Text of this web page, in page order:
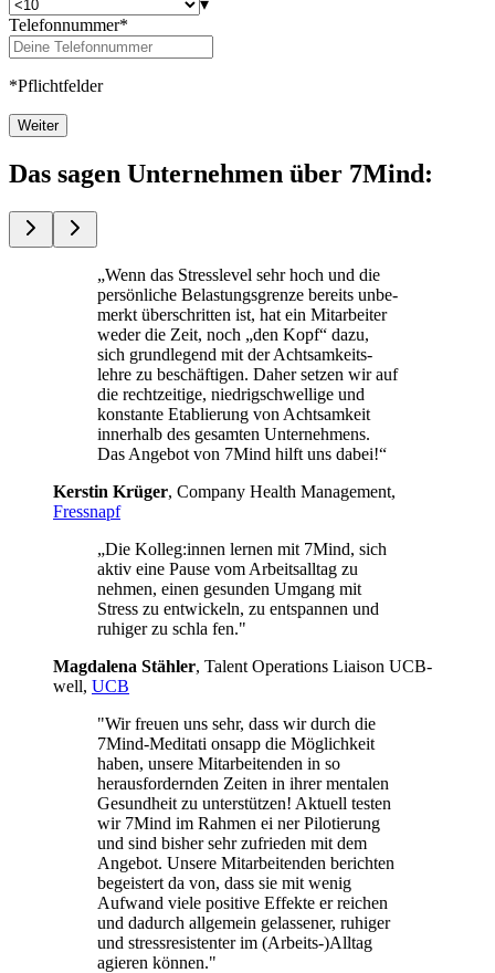
▾
Telefonnummer*
*Pflichtfelder
Weiter
Das sagen Unternehmen über 7Mind:
„Wenn das Stress­le­vel sehr hoch und die
per­sön­li­che Belas­tungs­grenze bereits unbe­
merkt über­schrit­ten ist, hat ein Mit­ar­bei­ter
weder die Zeit, noch „den Kopf“ dazu,
sich grund­le­gend mit der Acht­sam­keits­
lehre zu beschäf­ti­gen. Daher setzen wir auf
die recht­zei­tige, nied­rig­schwel­lige und
kon­stante Eta­blie­rung von Acht­sam­keit
inner­halb des gesam­ten Unterneh­mens.
Das Ange­bot von 7Mind hilft uns dabei!“
Kers­tin Krüger, Com­pany Health Manage­ment,
Fressnapf
„Die Kolleg:innen lernen mit 7Mind, sich
aktiv eine Pause vom Arbeitsalltag zu
nehmen, einen gesunden Umgang mit
Stress zu entwickeln, zu entspannen und
ruhiger zu schla fen."
Mag­da­lena Stäh­ler, Talent Operations Liaison UCB­
well, UCB
"Wir freuen uns sehr, dass wir durch die
7Mind-Meditati onsapp die Möglichkeit
haben, unsere Mitarbeitenden in so
herausfordernden Zeiten in ihrer mentalen
Gesundheit zu unterstützen! Aktuell testen
wir 7Mind im Rahmen ei ner Pilotierung
und sind bisher sehr zufrieden mit dem
Angebot. Unsere Mitarbeitenden berichten
begeistert da von, dass sie mit wenig
Aufwand viele positive Effekte er reichen
und dadurch allgemein gelassener, ruhiger
und stressresistenter im (Arbeits-)Alltag
agieren können."